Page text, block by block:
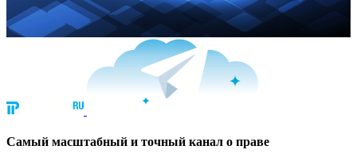
Cамый масштабный и точный канал о праве